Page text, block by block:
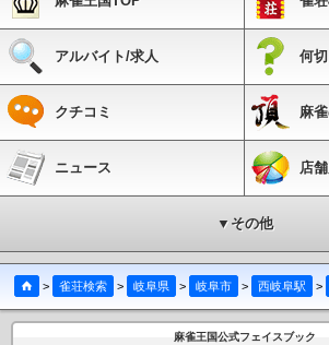
アルバイト/求人 何
クチコミ 麻
ニュース 店
▼その他
> 雀荘検索 > 岐阜県 > 岐阜市 > 西岐阜駅 >
麻雀王国公式フェイスブック